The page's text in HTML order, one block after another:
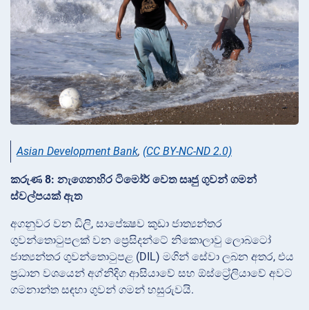
Asian Development Bank, (CC BY-NC-ND 2.0)
කරුණ 8: නැගෙනහිර ටිමෝර් වෙත සෘජු ගුවන් ගමන්
ස්වල්පයක් ඇත
අගනුවර වන ඩිලි, සාපේක්‍ෂව කුඩා ජාත්‍යන්තර
ගුවන්තොටුපලක් වන ප්‍රෙසිදන්ටේ නිකොලාවු ලොබටෝ
ජාත්‍යන්තර ගුවන්තොටුපළ (DIL) මගින් සේවා ලබන අතර, එය
ප්‍රධාන වශයෙන් අග්නිදිග ආසියාවේ සහ ඕස්ට්‍රේලියාවේ අවට
ගමනාන්ත සඳහා ගුවන් ගමන් හසුරුවයි.